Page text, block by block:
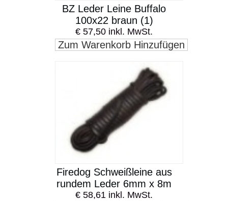
BZ Leder Leine Buffalo
100x22 braun (1)
€ 57,50 inkl. MwSt.
Zum Warenkorb Hinzufügen
Firedog Schweißleine aus
rundem Leder 6mm x 8m
€ 58,61 inkl. MwSt.